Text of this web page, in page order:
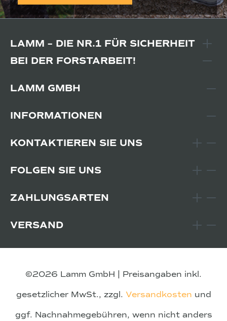
LAMM – DIE NR.1 FÜR SICHERHEIT
BEI DER FORSTARBEIT!
LAMM GMBH
INFORMATIONEN
KONTAKTIEREN SIE UNS
FOLGEN SIE UNS
ZAHLUNGSARTEN
VERSAND
©2026 Lamm GmbH | Preisangaben inkl.
gesetzlicher MwSt., zzgl. Versandkosten und
ggf. Nachnahmegebühren, wenn nicht anders